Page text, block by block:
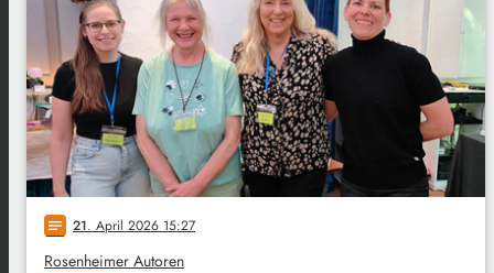
notes 21. April 2026 15:27
Rosenheimer Autoren